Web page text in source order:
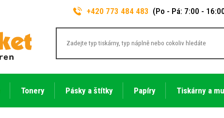
+420 773 484 483 (Po - Pá: 7:00 -
Tonery Pásky a štítky Papíry Tiskárny a